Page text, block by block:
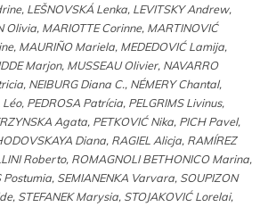
LEŠNOVSKÁ Lenka, LEVITSKY Andrew,
Olivia, MARIOTTE Corinne, MARTINOVIĆ
MAURIÑO Mariela, MEDEDOVIĆ Lamija,
Marjon, MUSSEAU Olivier, NAVARRO
NEIBURG Diana C., NÉMERY Chantal,
PEDROSA Patrícia, PELGRIMS Livinus,
Agata, PETKOVIĆ Nika, PICH Pavel,
Diana, RAGIEL Alicja, RAMÍREZ
Roberto, ROMAGNOLI BETHONICO Marina,
Postumia, SEMIANENKA Varvara, SOUPIZON
STEFANEK Marysia, STOJAKOVIĆ Lorelai,